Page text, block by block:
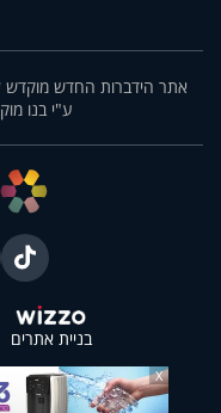
אתר הידברות החדש מוקדש
ע"י בנו
בניית אתרים
X